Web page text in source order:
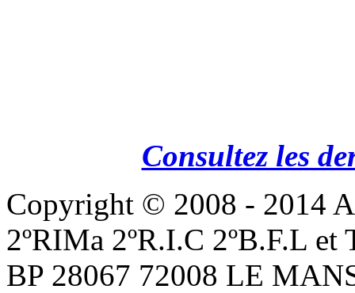
Consultez les
Copyright © 2008 - 2014
2ºRIMa 2ºR.I.C 2ºB.F.L
BP 28067 72008 LE